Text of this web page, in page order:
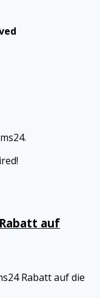
auf
Rabatt auf die